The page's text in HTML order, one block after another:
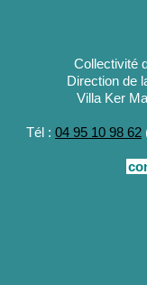
Collectivité
Direction de
Villa Ker
Tél : 04 95 10 98 62